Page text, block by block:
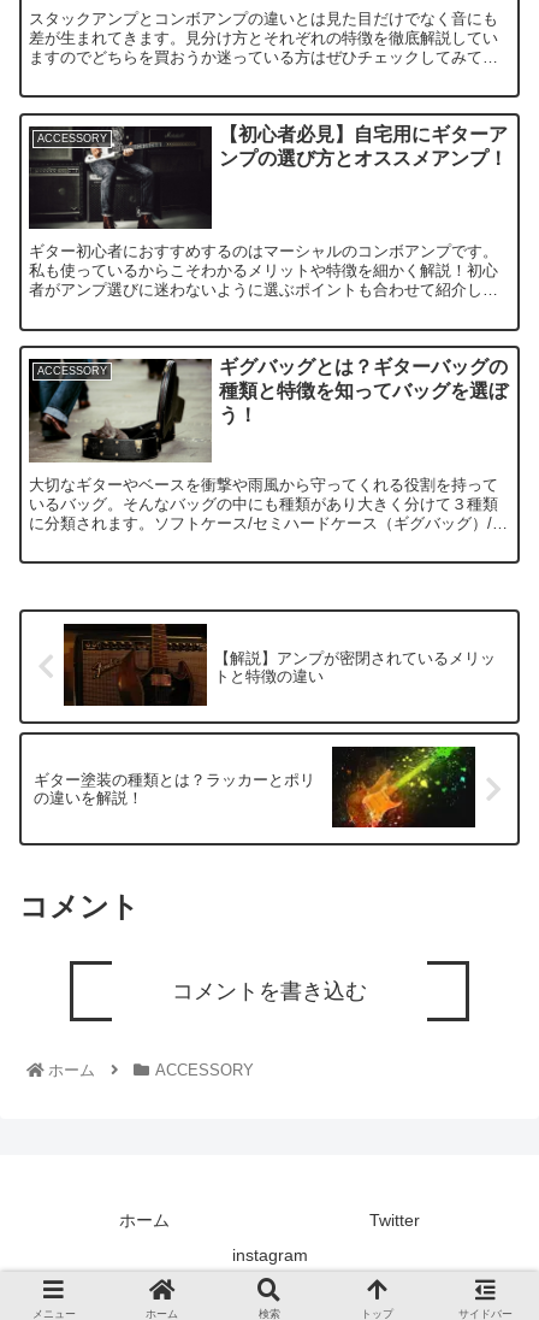
スタックアンプとコンボアンプの違いとは見た目だけでなく音にも
差が生まれてきます。見分け方とそれぞれの特徴を徹底解説してい
ますのでどちらを買おうか迷っている方はぜひチェックしてみてく
ACCESSORY
【初心者必見】自宅用にギターア
ンプの選び方とオススメアンプ！
ギター初心者におすすめするのはマーシャルのコンボアンプです。
私も使っているからこそわかるメリットや特徴を細かく解説！初心
者がアンプ選びに迷わないように選ぶポイントも合わせて紹介して
ACCESSORY
ギグバッグとは？ギターバッグの
種類と特徴を知ってバッグを選ぼ
う！
大切なギターやベースを衝撃や雨風から守ってくれる役割を持って
いるバッグ。そんなバッグの中にも種類があり大きく分けて３種類
に分類されます。ソフトケース/セミハードケース（ギグバッグ）/ハ
どから種類が分けられています。
【解説】アンプが密閉されているメリッ
トと特徴の違い
ギター塗装の種類とは？ラッカーとポリ
の違いを解説！
コメント
コメントを書き込む
ホーム ACCESSORY
ホーム
Twitter
instagram
© 2021 楽器文庫.
メニュー ホーム 検索 トップ サイドバー